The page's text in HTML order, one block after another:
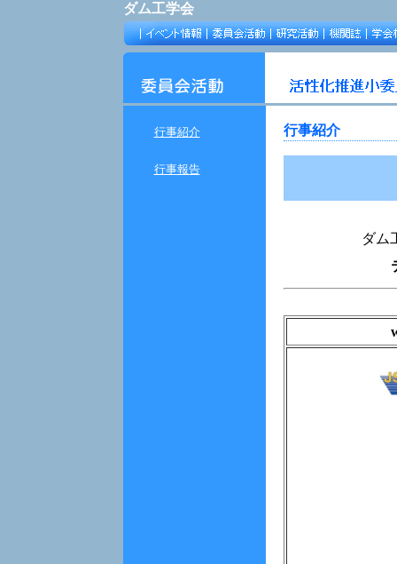
ダム工学会
行事紹介
行事報告
行事紹介
ダム